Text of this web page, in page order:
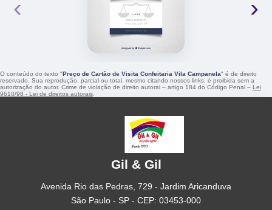
‹ ›
O conteúdo do texto "Preço de Cartão de Visita Confeitaria Vila Campanela" é de direito
reservado. Sua reprodução, parcial ou total, mesmo citando nossos links, é proibida sem a
autorização do autor. Crime de violação de direito autoral – artigo 184 do Código Penal – Lei
9610/98 - Lei de direitos autorais.
Gil & Gil
Avenida Rio das Pedras, 729 - Jardim Aricanduva
São Paulo - SP - CEP: 03453-000